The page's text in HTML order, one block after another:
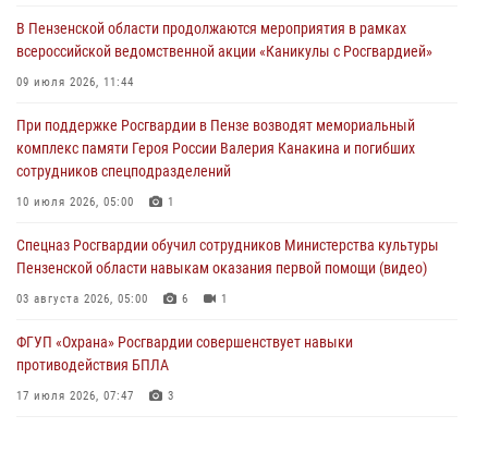
4
В Управлении Росгвардии по Пензенской области подвели итоги
04 августа 2026, 06:08
Росгвардия обеспечила безопасность праздничных мероприятий в
День ВДВ в Пензе
В Пензенской области продолжаются мероприятия в рамках
всероссийской ведомственной акции «Каникулы с Росгвардией»
09 июля 2026, 11:44
При поддержке Росгвардии в Пензе возводят мемориальный
комплекс памяти Героя России Валерия Канакина и погибших
сотрудников спецподразделений
10 июля 2026, 05:00 1
Спецназ Росгвардии обучил сотрудников Министерства культуры
Пензенской области навыкам оказания первой помощи (видео)
03 августа 2026, 05:00 6 1
ФГУП «Охрана» Росгвардии совершенствует навыки
противодействия БПЛА
17 июля 2026, 07:47 3